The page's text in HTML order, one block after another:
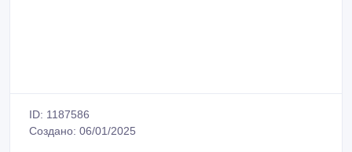
ID: 1187586
Создано: 06/01/2025